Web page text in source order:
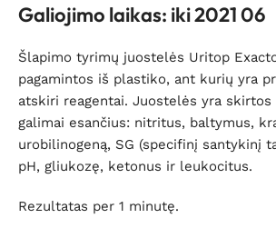
Galiojimo laikas: iki 2021 06
Šlapimo tyrimų juostelės Uritop
pagamintos iš plastiko, ant kurių yra
atskiri reagentai. Juostelės yra
galimai esančius: nitritus, baltymus,
urobilinogeną, SG (specifinį santykinį
pH, gliukozę, ketonus ir leukocitus.
Rezultatas per 1 minutę.